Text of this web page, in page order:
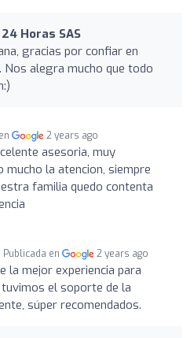
Horas SAS
gracias por confiar en
alegra mucho que todo
2 years ago
asesoria, muy
la atencion, siempre
familia quedo contenta
Publicada en 2 years ago
la mejor experiencia para
el soporte de la
súper recomendados.